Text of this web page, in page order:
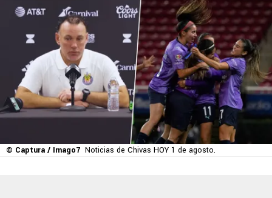
© Captura / Imago7 Noticias de Chivas HOY 1 de agosto.